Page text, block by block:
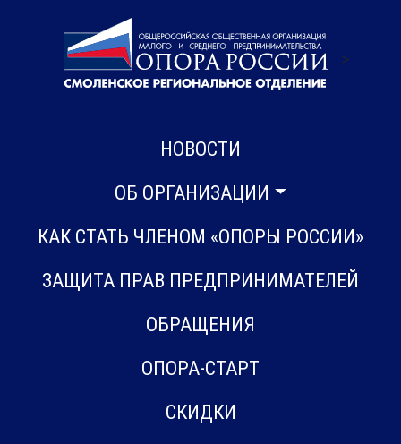
>
НОВОСТИ
ОБ ОРГАНИЗАЦИИ
КАК СТАТЬ ЧЛЕНОМ «ОПОРЫ РОССИИ»
ЗАЩИТА ПРАВ ПРЕДПРИНИМАТЕЛЕЙ
ОБРАЩЕНИЯ
ОПОРА-СТАРТ
СКИДКИ